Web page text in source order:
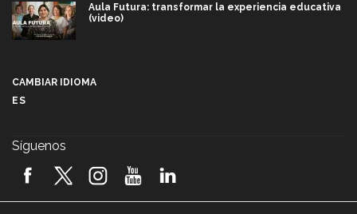
Aula Futura: transformar la experiencia educativa
(video)
2026! (video)
CAMBIAR IDIOMA
ES
Síguenos